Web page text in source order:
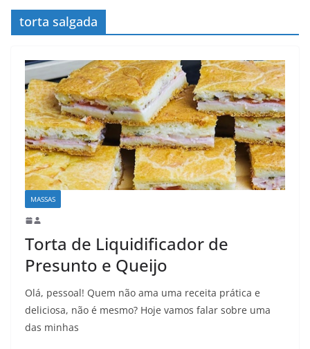
torta salgada
MASSAS
Torta de Liquidificador de
Presunto e Queijo
Olá, pessoal! Quem não ama uma receita prática e
deliciosa, não é mesmo? Hoje vamos falar sobre uma
das minhas